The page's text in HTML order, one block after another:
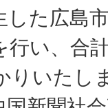
た広島
い、合
りいたし